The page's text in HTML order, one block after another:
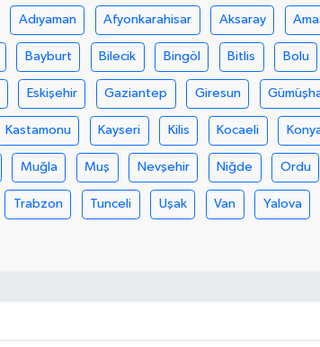
Adıyaman Afyonkarahisar Aksaray
Bayburt Bilecik Bingöl Bitlis Bolu
Eskişehir Gaziantep Giresun
Kastamonu Kayseri Kilis Kocaeli
Muğla Muş Nevşehir Niğde Ordu
Trabzon Tunceli Uşak Van Yalova